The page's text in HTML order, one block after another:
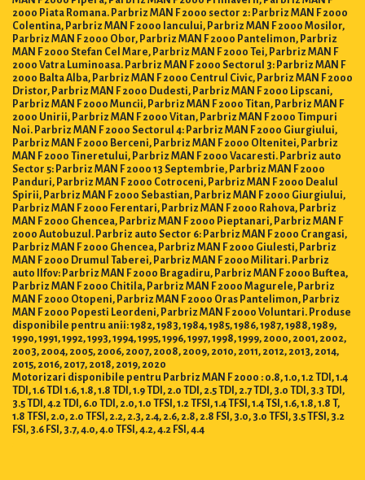
2000 Piata Romana. Parbriz MAN F 2000 sector 2: Parbriz MAN F 2000
Colentina, Parbriz MAN F 2000 Iancului, Parbriz MAN F 2000 Mosilor,
Parbriz MAN F 2000 Obor, Parbriz MAN F 2000 Pantelimon, Parbriz
MAN F 2000 Stefan Cel Mare, Parbriz MAN F 2000 Tei, Parbriz MAN F
2000 Vatra Luminoasa. Parbriz MAN F 2000 Sectorul 3: Parbriz MAN F
2000 Balta Alba, Parbriz MAN F 2000 Centrul Civic, Parbriz MAN F 2000
Dristor, Parbriz MAN F 2000 Dudesti, Parbriz MAN F 2000 Lipscani,
Parbriz MAN F 2000 Muncii, Parbriz MAN F 2000 Titan, Parbriz MAN F
2000 Unirii, Parbriz MAN F 2000 Vitan, Parbriz MAN F 2000 Timpuri
Noi. Parbriz MAN F 2000 Sectorul 4: Parbriz MAN F 2000 Giurgiului,
Parbriz MAN F 2000 Berceni, Parbriz MAN F 2000 Oltenitei, Parbriz
MAN F 2000 Tineretului, Parbriz MAN F 2000 Vacaresti. Parbriz auto
Sector 5: Parbriz MAN F 2000 13 Septembrie, Parbriz MAN F 2000
Panduri, Parbriz MAN F 2000 Cotroceni, Parbriz MAN F 2000 Dealul
Spirii, Parbriz MAN F 2000 Sebastian, Parbriz MAN F 2000 Giurgiului,
Parbriz MAN F 2000 Ferentari, Parbriz MAN F 2000 Rahova, Parbriz
MAN F 2000 Ghencea, Parbriz MAN F 2000 Pieptanari, Parbriz MAN F
2000 Autobuzul. Parbriz auto Sector 6: Parbriz MAN F 2000 Crangasi,
Parbriz MAN F 2000 Ghencea, Parbriz MAN F 2000 Giulesti, Parbriz
MAN F 2000 Drumul Taberei, Parbriz MAN F 2000 Militari. Parbriz
auto Ilfov: Parbriz MAN F 2000 Bragadiru, Parbriz MAN F 2000 Buftea,
Parbriz MAN F 2000 Chitila, Parbriz MAN F 2000 Magurele, Parbriz
MAN F 2000 Otopeni, Parbriz MAN F 2000 Oras Pantelimon, Parbriz
MAN F 2000 Popesti Leordeni, Parbriz MAN F 2000 Voluntari. Produse
disponibile pentru anii: 1982, 1983, 1984, 1985, 1986, 1987, 1988, 1989,
1990, 1991, 1992, 1993, 1994, 1995, 1996, 1997, 1998, 1999, 2000, 2001, 2002,
2003, 2004, 2005, 2006, 2007, 2008, 2009, 2010, 2011, 2012, 2013, 2014,
2015, 2016, 2017, 2018, 2019, 2020
Motorizari disponibile pentru Parbriz MAN F 2000 : 0.8, 1.0, 1.2 TDI, 1.4
TDI, 1.6 TDI 1.6, 1.8, 1.8 TDI, 1.9 TDI, 2.0 TDI, 2.5 TDI, 2.7 TDI, 3.0 TDI, 3.3 TDI,
3.5 TDI, 4.2 TDI, 6.0 TDI, 2.0, 1.0 TFSI, 1.2 TFSI, 1.4 TFSI, 1.4 TSI, 1.6, 1.8, 1.8 T,
1.8 TFSI, 2.0, 2.0 TFSI, 2.2, 2.3, 2.4, 2.6, 2.8, 2.8 FSI, 3.0, 3.0 TFSI, 3.5 TFSI, 3.2
FSI, 3.6 FSI, 3.7, 4.0, 4.0 TFSI, 4.2, 4.2 FSI, 4.4